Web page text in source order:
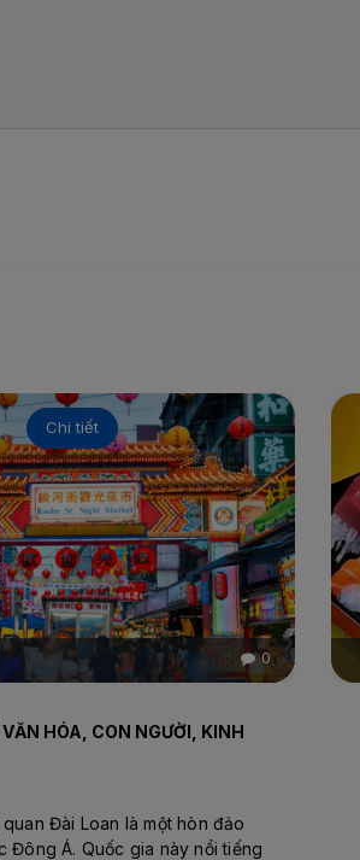
0
Chi tiết
VĂN HÓA, CON NGƯỜI, KINH
Đài Loan là một hòn đảo
Đông Á. Quốc gia này nổi tiếng